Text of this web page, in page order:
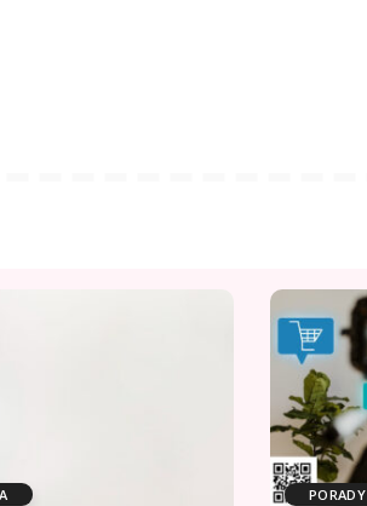
PORADY